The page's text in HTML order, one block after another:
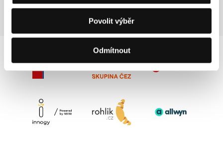
Povolit výběr
Odmítnout